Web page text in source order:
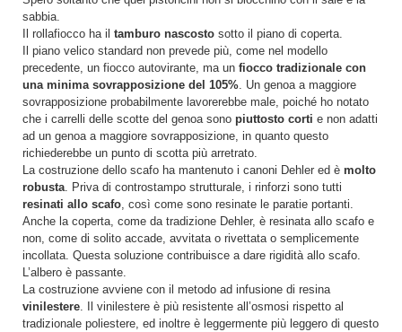
sabbia.
Il rollafiocco ha il tamburo nascosto sotto il piano di coperta.
Il piano velico standard non prevede più, come nel modello
precedente, un fiocco autovirante, ma un fiocco tradizionale con
una minima sovrapposizione del 105% . Un genoa a maggiore
sovrapposizione probabilmente lavorerebbe male, poiché ho notato
che i carrelli delle scotte del genoa sono piuttosto corti e non adatti
ad un genoa a maggiore sovrapposizione, in quanto questo
richiederebbe un punto di scotta più arretrato.
La costruzione dello scafo ha mantenuto i canoni Dehler ed è molto
robusta . Priva di controstampo strutturale, i rinforzi sono tutti
resinati allo scafo , così come sono resinate le paratie portanti.
Anche la coperta, come da tradizione Dehler, è resinata allo scafo e
non, come di solito accade, avvitata o rivettata o semplicemente
incollata. Questa soluzione contribuisce a dare rigidità allo scafo.
L’albero è passante.
La costruzione avviene con il metodo ad infusione di resina
vinilestere . Il vinilestere è più resistente all’osmosi rispetto al
tradizionale poliestere, ed inoltre è leggermente più leggero di questo